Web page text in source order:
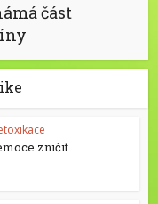
část
zničit